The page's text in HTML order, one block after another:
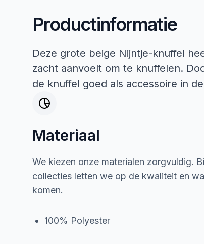
Productinformatie
Deze grote beige Nijntje-knuffel
zacht aanvoelt om te knuffelen.
de knuffel goed als accessoire in
Materiaal
We kiezen onze materialen zorgvuldig.
collecties letten we op de kwaliteit en
komen.
100% Polyester